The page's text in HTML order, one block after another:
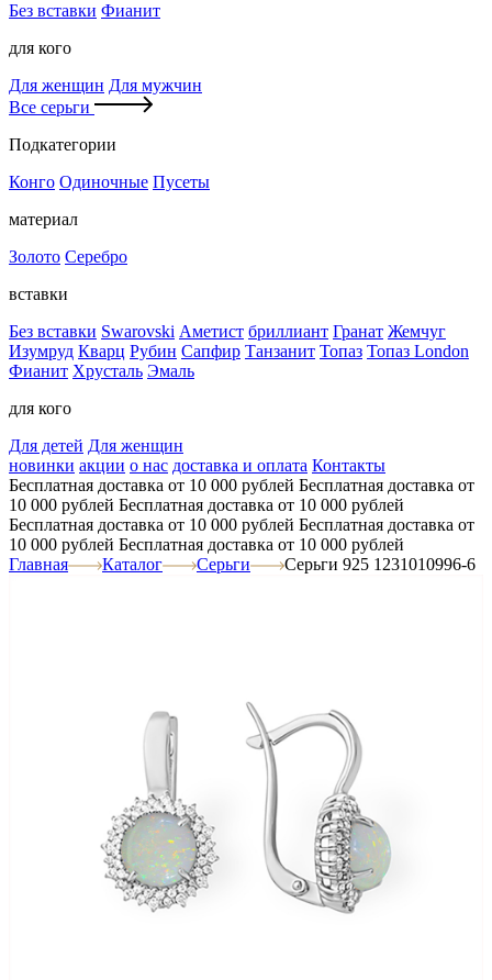
Без вставки Фианит
для кого
Для женщин Для мужчин
Все серьги
Подкатегории
Конго Одиночные Пусеты
материал
Золото Серебро
вставки
Без вставки Swarovski Аметист бриллиант Гранат Жемчуг
Изумруд Кварц Рубин Сапфир Танзанит Топаз Топаз London
Фианит Хрусталь Эмаль
для кого
Для детей Для женщин
новинки акции о нас доставка и оплата Контакты
Бесплатная доставка от 10 000 рублей Бесплатная доставка от
10 000 рублей Бесплатная доставка от 10 000 рублей
Бесплатная доставка от 10 000 рублей Бесплатная доставка от
10 000 рублей Бесплатная доставка от 10 000 рублей
Главная
Каталог Серьги Серьги 925 1231010996-6